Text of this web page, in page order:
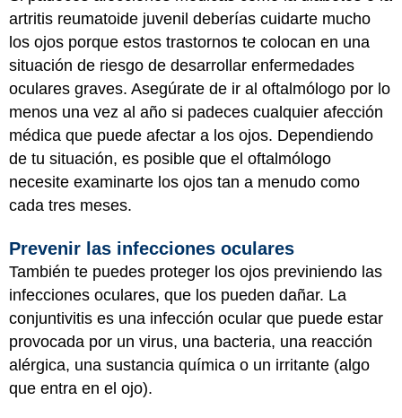
artritis reumatoide juvenil deberías cuidarte mucho
los ojos porque estos trastornos te colocan en una
situación de riesgo de desarrollar enfermedades
oculares graves. Asegúrate de ir al oftalmólogo por lo
menos una vez al año si padeces cualquier afección
médica que puede afectar a los ojos. Dependiendo
de tu situación, es posible que el oftalmólogo
necesite examinarte los ojos tan a menudo como
cada tres meses.
Prevenir las infecciones oculares
También te puedes proteger los ojos previniendo las
infecciones oculares, que los pueden dañar. La
conjuntivitis es una infección ocular que puede estar
provocada por un virus, una bacteria, una reacción
alérgica, una sustancia química o un irritante (algo
que entra en el ojo).